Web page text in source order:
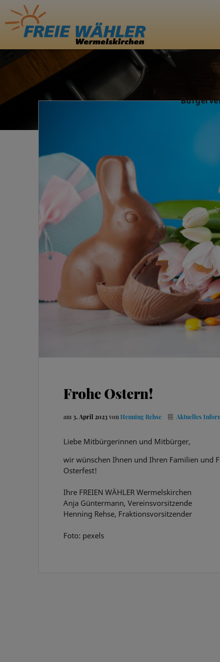
Frohe Ostern!
am3. April 2023von Henning Rehse Aktuelles
Liebe Mitbürgerinnen und Mitbürger,
wir wünschen Ihnen und Ihren Familien und
Osterfest!
Ihre FREIEN WÄHLER Wermelskirchen
Anja Güntermann, Vereinsvorsitzende
Henning Rehse, Fraktionsvorsitzender
Foto: pexels